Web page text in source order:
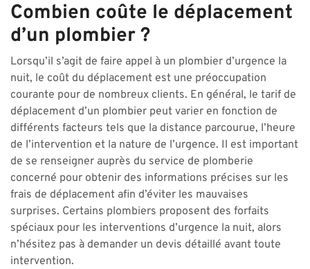
Combien coûte le déplacement
d’un plombier ?
Lorsqu’il s’agit de faire appel à un plombier d’urgence la
nuit, le coût du déplacement est une préoccupation
courante pour de nombreux clients. En général, le tarif de
déplacement d’un plombier peut varier en fonction de
différents facteurs tels que la distance parcourue, l’heure
de l’intervention et la nature de l’urgence. Il est important
de se renseigner auprès du service de plomberie
concerné pour obtenir des informations précises sur les
frais de déplacement afin d’éviter les mauvaises
surprises. Certains plombiers proposent des forfaits
spéciaux pour les interventions d’urgence la nuit, alors
n’hésitez pas à demander un devis détaillé avant toute
intervention.